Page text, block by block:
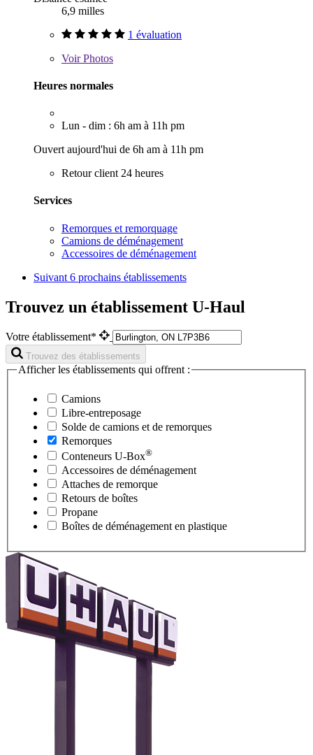
6,9 milles
1 évaluation
VoirPhotos
Heures normales
Lun - dim : 6h am à 11h pm
Ouvert aujourd'hui de 6h am à 11h pm
Retour client 24 heures
Services
Remorques et remorquage
Camions de déménagement
Accessoires de déménagement
Suivant 6 prochains établissements
Trouvez un établissement U-Haul
Votre établissement*
Trouvez des établissements
Afficher les établissements qui offrent :
Camions
Libre-entreposage
Solde de camions et de remorques
Remorques
Conteneurs U-Box®
Accessoires de déménagement
Attaches de remorque
Retours de boîtes
Propane
Boîtes de déménagement en plastique